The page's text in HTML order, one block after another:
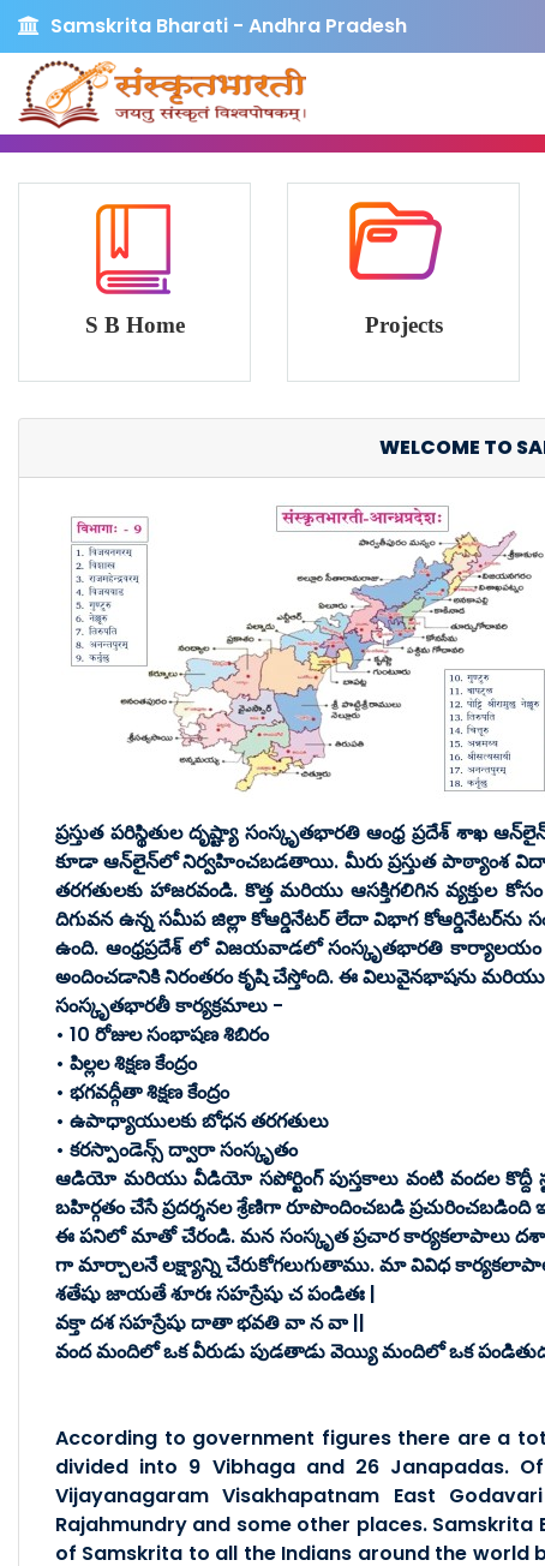
Samskrita Bharati - Andhra Pradesh
S B Home Projects
WELCOME TO
ప్రస్తుత పరిస్థితుల దృష్ట్యా సంస్కృతభారతి ఆంధ్ర ప్రదేశ్
కూడా ఆన్‌లైన్‌లో నిర్వహించబడతాయి. మీరు ప్రస్తుత పాఠ్యాంశ
తరగతులకు హాజరవండి. కొత్త మరియు ఆసక్తిగలిగిన
దిగువన ఉన్న సమీప జిల్లా కోఆర్డినేటర్ లేదా విభాగ కోఆర్డినేటర్‌ను
ఉంది. ఆంధ్రప్రదేశ్ లో విజయవాడలో సంస్కృతభారతి కార్యాలయం
అందించడానికి నిరంతరం కృషి చేస్తోంది. ఈ విలువైనభాషను మరియు
సంస్కృతభారతీ కార్యక్రమాలు -
• 10 రోజుల సంభాషణ శిబిరం
• పిల్లల శిక్షణ కేంద్రం
• భగవద్గీతా శిక్షణ కేంద్రం
• ఉపాధ్యాయులకు బోధన తరగతులు
• కరస్పాండెన్స్ ద్వారా సంస్కృతం
ఆడియో మరియు వీడియో సపోర్టింగ్ పుస్తకాలు వంటి వందల కొద్దీ
బహిర్గతం చేసే ప్రదర్శనల శ్రేణిగా రూపొందించబడి
ఈ పనిలో మాతో చేరండి. మన సంస్కృత ప్రచార కార్యకలాపాలు
గా మార్చాలనే లక్ష్యాన్ని చేరుకోగలుగుతాము. మా వివిధ
శతేషు జాయతే శూరః సహస్రేషు చ పండితః |
వక్తా దశ సహస్రేషు దాతా భవతి వా న వా ||
వంద మందిలో ఒక వీరుడు పుడతాడు వెయ్యి మందిలో ఒక
According to government figures there are a
divided into 9 Vibhaga and 26 Janapadas.
Vijayanagaram Visakhapatnam East
Rajahmundry and some other places.
of Samskrita to all the Indians around the